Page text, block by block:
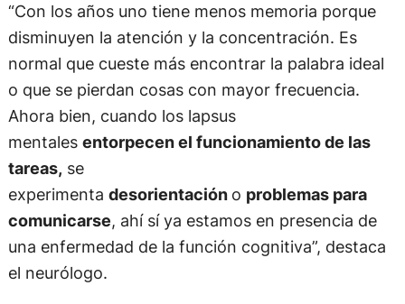
“Con los años uno tiene menos memoria porque
disminuyen la atención y la concentración. Es
normal que cueste más encontrar la palabra ideal
o que se pierdan cosas con mayor frecuencia.
Ahora bien, cuando los lapsus
mentales entorpecen el funcionamiento de las
tareas, se
experimenta desorientación o problemas para
comunicarse, ahí sí ya estamos en presencia de
una enfermedad de la función cognitiva”, destaca
el neurólogo.